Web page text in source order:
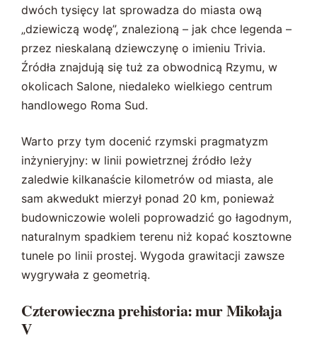
dwóch tysięcy lat sprowadza do miasta ową
„dziewiczą wodę”, znalezioną – jak chce legenda –
przez nieskalaną dziewczynę o imieniu Trivia.
Źródła znajdują się tuż za obwodnicą Rzymu, w
okolicach Salone, niedaleko wielkiego centrum
handlowego Roma Sud.
Warto przy tym docenić rzymski pragmatyzm
inżynieryjny: w linii powietrznej źródło leży
zaledwie kilkanaście kilometrów od miasta, ale
sam akwedukt mierzył ponad 20 km, ponieważ
budowniczowie woleli poprowadzić go łagodnym,
naturalnym spadkiem terenu niż kopać kosztowne
tunele po linii prostej. Wygoda grawitacji zawsze
wygrywała z geometrią.
Czterowieczna prehistoria: mur Mikołaja
V